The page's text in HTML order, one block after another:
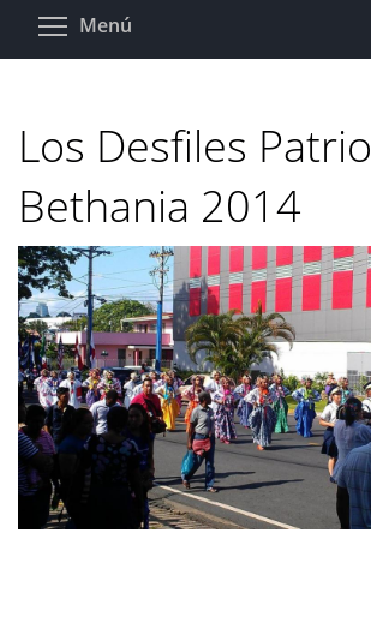
Pasar
Menú
Los Desfiles
Bethania 2014